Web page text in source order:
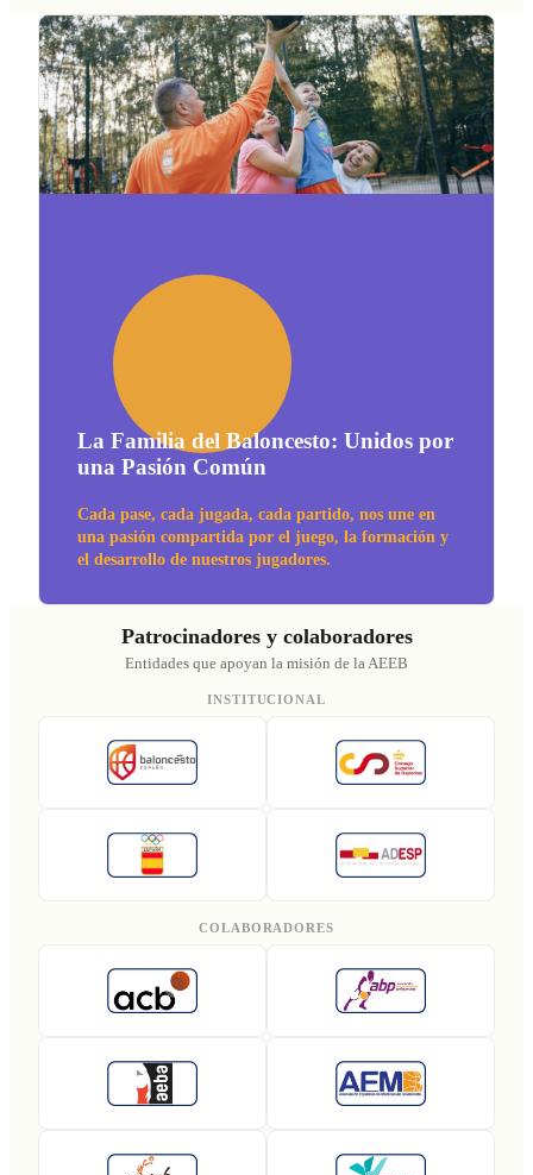
La Familia del Baloncesto: Unidos por
una Pasión Común
Cada pase, cada jugada, cada partido, nos une en
una pasión compartida por el juego, la formación y
el desarrollo de nuestros jugadores.
Patrocinadores y colaboradores
Entidades que apoyan la misión de la AEEB
INSTITUCIONAL
COLABORADORES